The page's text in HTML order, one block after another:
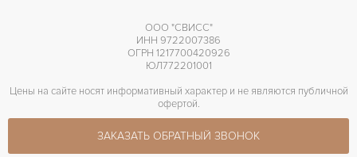
ООО "СВИСС"
ИНН 9722007386
ОГРН 1217700420926
ЮЛ772201001
Цены на сайте носят информативный характер и не являются публичной
офертой.
ЗАКАЗАТЬ ОБРАТНЫЙ ЗВОНОК